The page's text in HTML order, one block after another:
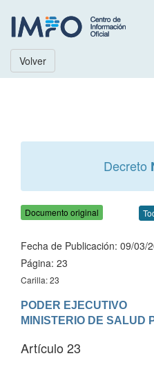
Volver
Decreto
Documento original
Fecha de Publicación: 09/03/
Página: 23
Carilla: 23
PODER EJECUTIVO
Artículo 23